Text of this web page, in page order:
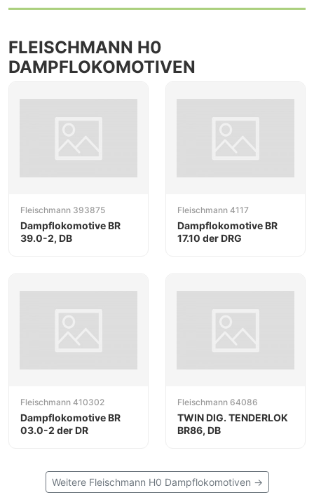
FLEISCHMANN H0
DAMPFLOKOMOTIVEN
Fleischmann 393875
Dampflokomotive BR
39.0-2, DB
Fleischmann 4117
Dampflokomotive BR
17.10 der DRG
Fleischmann 410302
Dampflokomotive BR
03.0-2 der DR
Fleischmann 64086
TWIN DIG. TENDERLOK
BR86, DB
Weitere Fleischmann H0 Dampflokomotiven →